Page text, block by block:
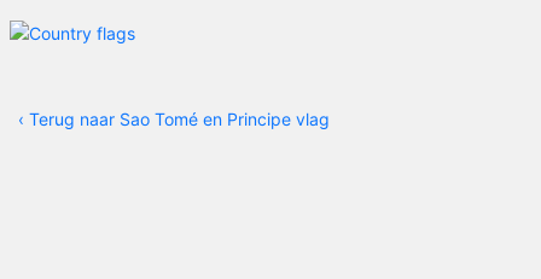
‹ Terug naar Sao Tomé en Principe vlag